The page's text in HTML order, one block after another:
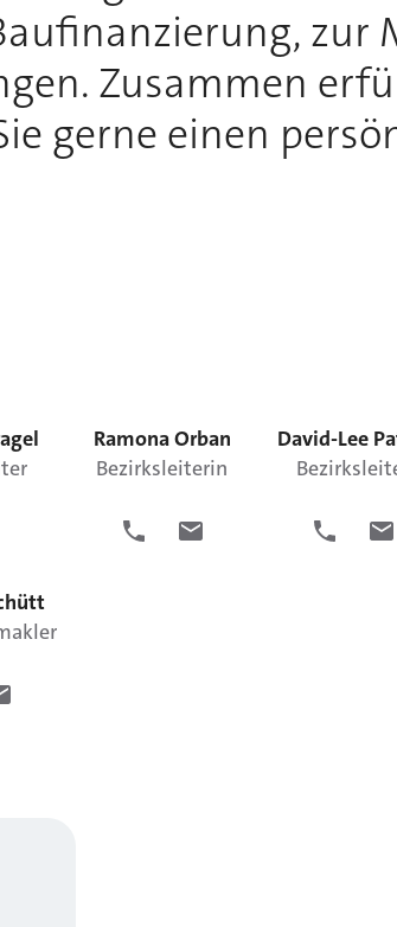
zur
Zusammen
gerne einen
RamonaOrban
Bezirksleiterin
David-Lee